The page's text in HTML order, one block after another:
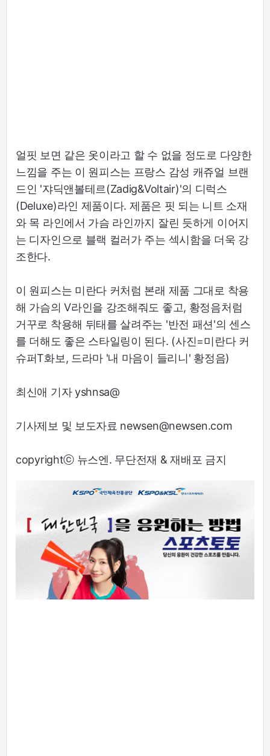
얼핏 보면 같은 옷이라고 할 수 없을 정도로 다양한
느낌을 주는 이 원피스는 프랑스 감성 캐쥬얼 브랜
드인 '쟈딕앤볼테르(Zadig&Voltair)'의 디럭스
(Deluxe)라인 제품이다. 제품은 핏 되는 니트 소재
와 목 라인에서 가슴 라인까지 잘린 듯하게 이어지
는 디자인으로 블랙 컬러가 주는 섹시함을 더욱 강
조한다.
이 원피스는 미란다 커처럼 본래 제품 그대로 착용
해 가슴의 V라인을 강조해줘도 좋고, 황정음처럼
거꾸로 착용해 뒤태를 살려주는 '반전 패션'의 센스
를 더해도 좋은 스타일링이 된다. (사진=미란다 커
슈퍼T화보, 드라마 '내 마음이 들리니' 황정음)
최신애 기자 yshnsa@
기사제보 및 보도자료 newsen@newsen.com
copyrightⓒ 뉴스엔. 무단전재 & 재배포 금지